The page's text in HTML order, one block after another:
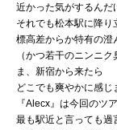
近かった気がするんだ
それでも松本駅に降り
標高差からか特有の澄
（かつ若干のニンニク
ま、新宿から来たら
どこでも爽やかに感じ
『Alecx』は今回のツ
最も駅近と言っても過